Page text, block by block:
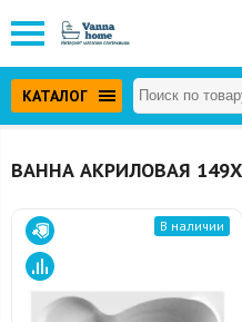
КАТАЛОГ
ВАННА АКРИЛОВАЯ
В наличии